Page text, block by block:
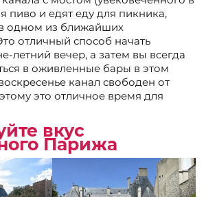
пиво и едят еду для пикника,
одном из ближайших
отличный способ начать
летний вечер, а затем вы всегда
в оживленные бары в этом
канал свободен от
это отличное время для
вкус
Парижа